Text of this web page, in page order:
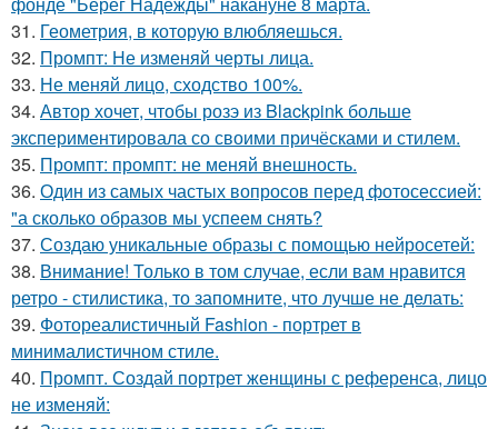
31. Геометрия, в которую влюбляешься.
32. Промпт: Не изменяй черты лица.
33. Не меняй лицо, сходство 100%.
34. Автор хочет, чтобы розэ из Blackpink больше
экспериментировала со своими причёсками и стилем.
35. Промпт: промпт: не меняй внешность.
36. Один из самых частых вопросов перед фотосессией:
"а сколько образов мы успеем снять?
37. Создаю уникальные образы с помощью нейросетей:
38. Внимание! Только в том случае, если вам нравится
ретро - стилистика, то запомните, что лучше не делать:
39. Фотореалистичный Fashion - портрет в
минималистичном стиле.
40. Промпт. Создай портрет женщины с референса, лицо
не изменяй: